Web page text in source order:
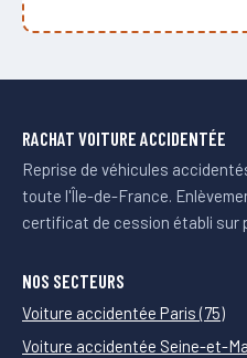
RACHAT VOITURE ACCIDENTÉE
Reprise de véhicules
toute l'Île-de-France.
certificat de cession établi sur
NOS SECTEURS
Voiture accidentée Paris (75)
Voiture accidentée Seine-et-